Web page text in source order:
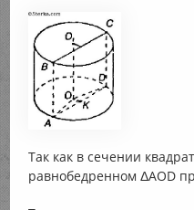
Так как в сечении
равнобедренном ΔAOD